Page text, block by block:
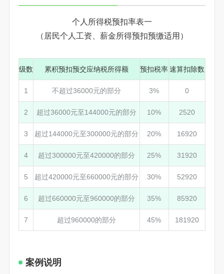
个人所得税预扣率表一
（居民个人工资、薪金所得预扣预缴适用）
级数 累积预扣预交应纳税所得额 预扣税率速算扣除数
1 不超过36000元的部分 3% 0
2 超过36000元至144000元的部分 10% 2520
3 超过144000元至300000元的部分 20% 16920
4 超过300000元至420000的部分 25% 31920
5 超过420000元至660000元的部分 30% 52920
6 超过660000元至960000的部分 35% 85920
7 超过960000的部分 45% 181920
案例说明